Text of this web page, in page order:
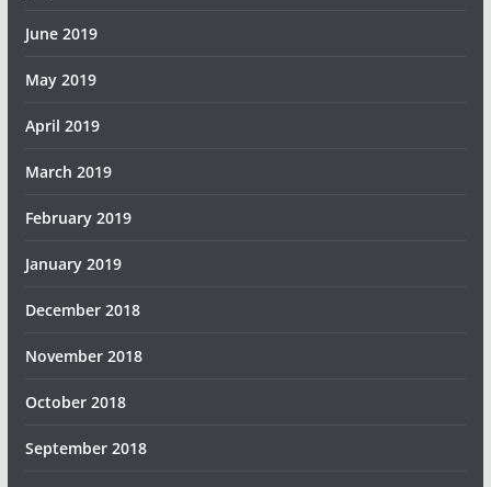
June 2019
May 2019
April 2019
March 2019
February 2019
January 2019
December 2018
November 2018
October 2018
September 2018